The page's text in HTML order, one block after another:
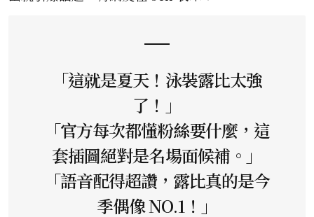
「這就是夏天！泳裝露比太強
了！」
「官方每次都懂粉絲要什麼，這
套插圖絕對是名場面候補。」
「語音配得超讚，露比真的是今
季偶像 NO.1！」